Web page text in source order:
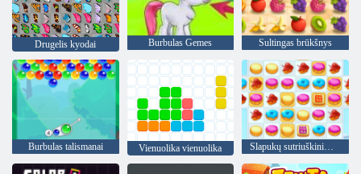
Drugelis kyodai Burbulas Gemes Sultingas brūkšnys
Burbulas talismanai Vienuolika vienuolika Slapukų sutriuškinimas 2